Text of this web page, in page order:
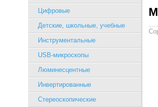
Цифровые
Детские, школьные, учебные
Инструментальные
USB-микроскопы
Люминесцентные
Инвертированные
Стереоскопические